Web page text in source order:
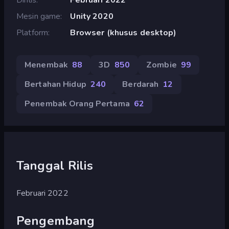
Mesin game
Unity 2020
Platform
Browser (khusus desktop)
Menembak 88 3D 850 Zombie 99
Bertahan Hidup 240 Berdarah 12
Penembak Orang Pertama 62
Tanggal Rilis
Februari 2022
Pengembang